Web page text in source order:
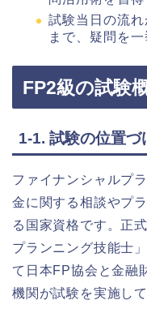
試験当日の流
まで、疑問を
FP2級の試験
1-1. 試験の位置づ
ファイナンシャルプ
金に関する相談やプ
る国家資格です。正
プランニング技能士
て日本FP協会と金融
機関が試験を実施して